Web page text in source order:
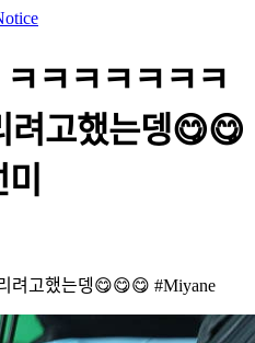
ㅋㅋㅋㅋㅋㅋ
려고했는뎅😋😋
려고했는뎅😋😋😋 #Miyane